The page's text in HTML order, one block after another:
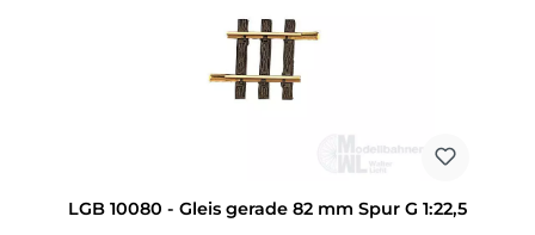
LGB 10080 - Gleis gerade 82 mm Spur G 1:22,5